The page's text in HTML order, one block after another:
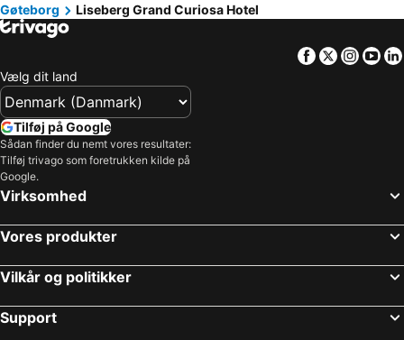
Gøteborg
Liseberg Grand Curiosa Hotel
Facebook
Twitter
Vælg dit land
Tilføj på Google
Sådan finder du nemt vores resultater:
Tilføj trivago som foretrukken kilde på
Google.
Virksomhed
Vores produkter
Vilkår og politikker
Support